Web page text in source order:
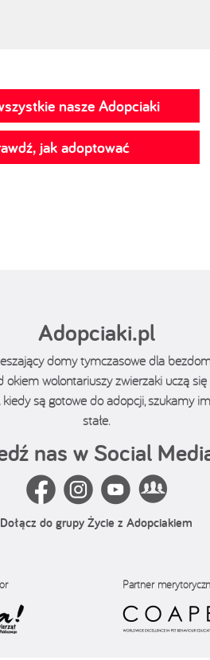
nasze Adopciaki
jak adoptować
Adopciaki.pl
domy tymczasowe dla
okiem wolontariuszy zwierzaki uczą się
kiedy są gotowe do adopcji, szukamy
stałe.
nas w Social
Dołącz do grupy Życie z Adopciakiem
Partner